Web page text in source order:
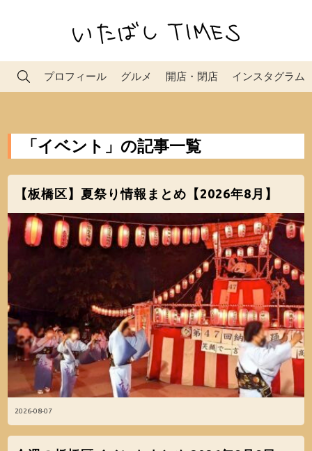
プロフィール グルメ 開店・閉店 インスタグラム
「イベント」の記事一覧
2026-08-07
【板橋区】夏祭り情報まとめ【2026年8月】